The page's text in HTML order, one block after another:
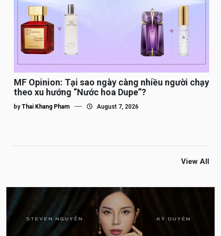
MF Opinion: Tại sao ngày càng nhiều người chạy
theo xu hướng “Nước hoa Dupe”?
by Thai Khang Pham August 7, 2026
View All